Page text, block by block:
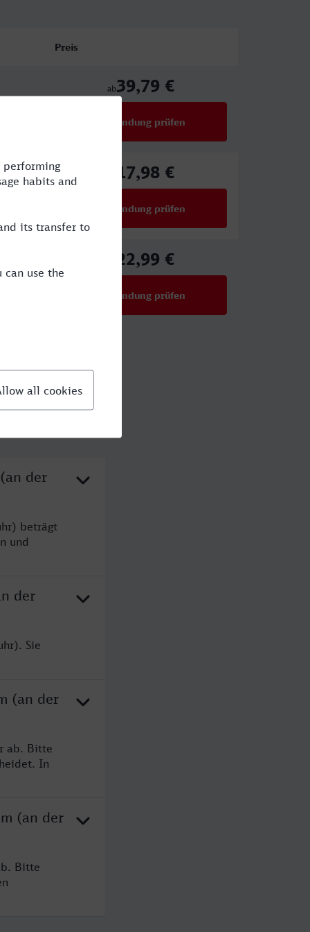
Preis
ab39,79 €
Verbindung prüfen
17,98 €
Verbindung prüfen
22,99 €
Verbindung prüfen
der
beträgt
und
der
Sie
(an der
ab. Bitte
In
(an der
Bitte